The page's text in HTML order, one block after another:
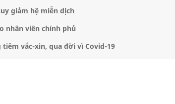
giảm hệ miễn dịch
nhân viên chính phủ
vắc-xin, qua đời vì Covid-19